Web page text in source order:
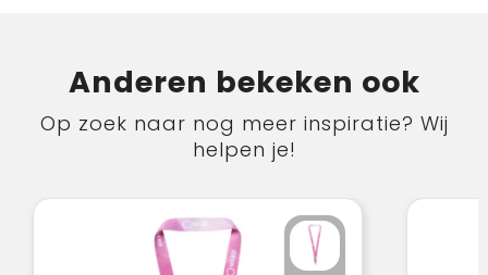
Anderen bekeken ook
Op zoek naar nog meer inspiratie? Wij
helpen je!